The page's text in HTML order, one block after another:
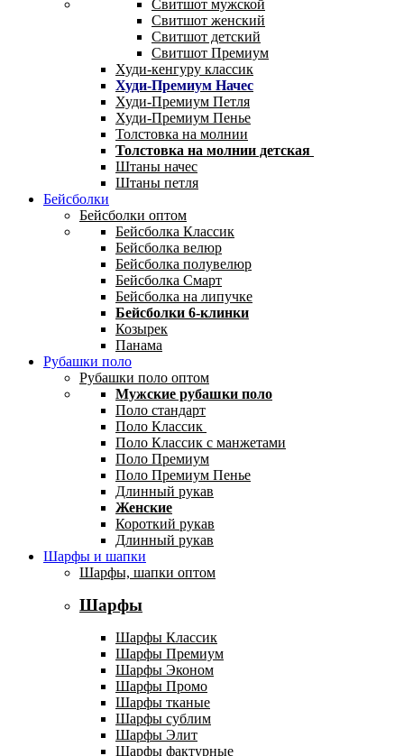
Свитшот мужской
Свитшот женский
Свитшот детский
Свитшот Премиум
Худи-кенгуру классик
Худи-Премиум Начес
Худи-Премиум Петля
Худи-Премиум Пенье
Толстовка на молнии
Толстовка на молнии детская
Штаны начес
Штаны петля
Бейсболки
Бейсболки оптом
Бейсболка Классик
Бейсболка велюр
Бейсболка полувелюр
Бейсболка Смарт
Бейсболка на липучке
Бейсболки 6-клинки
Козырек
Панама
Рубашки поло
Рубашки поло оптом
Мужские рубашки поло
Поло стандарт
Поло Классик
Поло Классик с манжетами
Поло Премиум
Поло Премиум Пенье
Длинный рукав
Женские
Короткий рукав
Длинный рукав
Шарфы и шапки
Шарфы, шапки оптом
Шарфы
Шарфы Классик
Шарфы Премиум
Шарфы Эконом
Шарфы Промо
Шарфы тканые
Шарфы сублим
Шарфы Элит
Шарфы фактурные